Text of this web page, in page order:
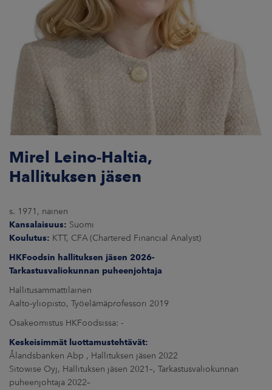
Mirel Leino-Haltia,
Hallituksen jäsen
s. 1971, nainen
Kansalaisuus: Suomi
Koulutus: KTT, CFA (Chartered Financial Analyst)
HKFoodsin hallituksen jäsen 2026-
Tarkastusvaliokunnan puheenjohtaja
Hallitusammattilainen
Aalto-yliopisto, Työelämäprofessori 2019
Osakeomistus HKFoodsissa: -
Keskeisimmät luottamustehtävät:
Ålandsbanken Abp , Hallituksen jäsen 2022
Sitowise Oyj, Hallituksen jäsen 2021–, Tarkastusvaliokunnan
puheenjohtaja 2022–